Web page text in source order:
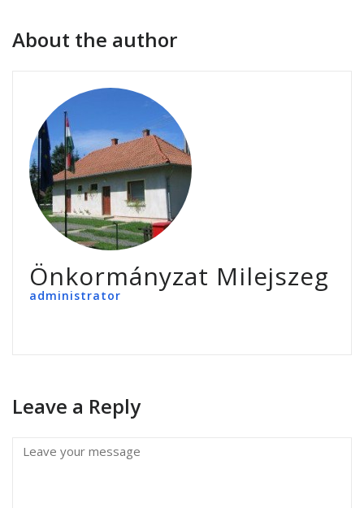
About the author
Önkormányzat Milejszeg
administrator
Leave a Reply